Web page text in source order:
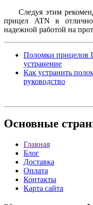
Следуя этим
прицел ATN в
надежной работой на
Поломки
устранение
Как устранить
руководство
Основные
Главная
Блог
Доставка
Оплата
Контакты
Карта сайта